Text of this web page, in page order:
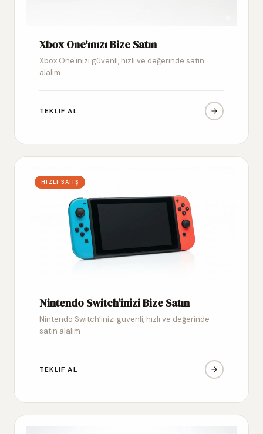
Xbox One'ınızı Bize Satın
Xbox One'ınızı güvenli, hızlı ve değerinde satın
alalım
TEKLIF AL
HIZLI SATIŞ
Nintendo Switch’inizi Bize Satın
Nintendo Switch’inizi güvenli, hızlı ve değerinde
satın alalım
TEKLIF AL